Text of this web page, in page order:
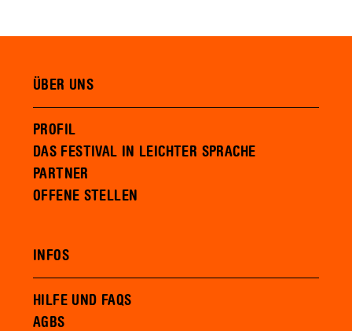
ÜBER UNS
PROFIL
DAS FESTIVAL IN LEICHTER SPRACHE
PARTNER
OFFENE STELLEN
INFOS
HILFE UND FAQS
AGBS